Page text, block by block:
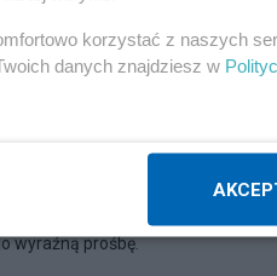
do autorów
wyraźną prośbę.
korzystać z naszych
danych znajdziesz w